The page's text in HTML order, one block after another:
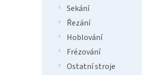
Sekání
Řezání
Hoblování
Frézování
Ostatní stroje